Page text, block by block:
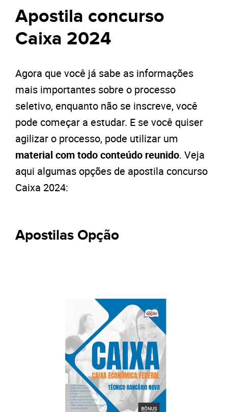
Apostila concurso
Caixa 2024
Agora que você já sabe as informações
mais importantes sobre o processo
seletivo, enquanto não se inscreve, você
pode começar a estudar. E se você quiser
agilizar o processo, pode utilizar um
material com todo conteúdo reunido. Veja
aqui algumas opções de apostila concurso
Caixa 2024:
Apostilas Opção